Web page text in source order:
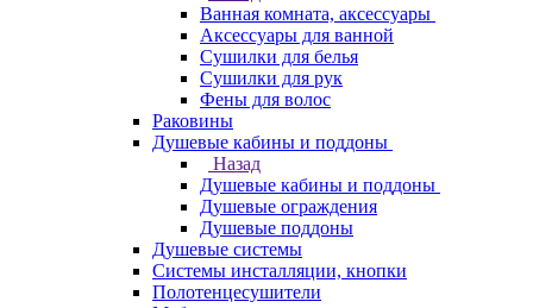
Ванная комната, аксессуары
Аксессуары для ванной
Сушилки для белья
Сушилки для рук
Фены для волос
Раковины
Душевые кабины и поддоны
Назад
Душевые кабины и поддоны
Душевые ограждения
Душевые поддоны
Душевые системы
Системы инсталляции, кнопки
Полотенцесушители